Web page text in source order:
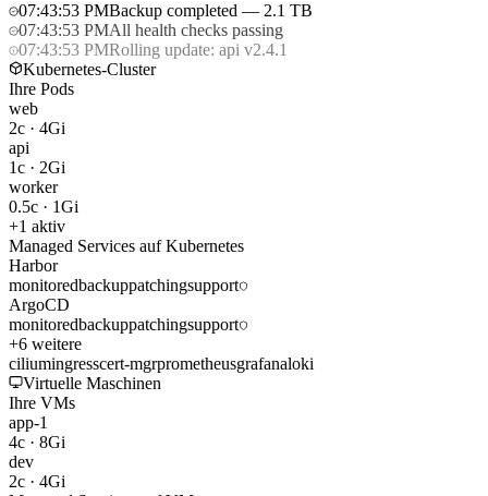
07:43:53 PMBackup completed — 2.1 TB
07:43:53 PMAll health checks passing
07:43:53 PMRolling update: api v2.4.1
Kubernetes-Cluster
Ihre Pods
web
2c · 4Gi
api
1c · 2Gi
worker
0.5c · 1Gi
+1 aktiv
Managed Services auf Kubernetes
Harbor
monitoredbackuppatchingsupport
ArgoCD
monitoredbackuppatchingsupport
+6 weitere
ciliumingresscert-mgrprometheusgrafanaloki
Virtuelle Maschinen
Ihre VMs
app-1
4c · 8Gi
dev
2c · 4Gi